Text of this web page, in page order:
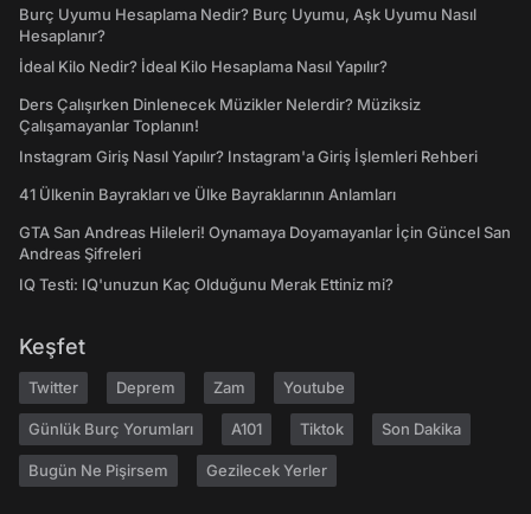
Burç Uyumu Hesaplama Nedir? Burç Uyumu, Aşk Uyumu Nasıl
Hesaplanır?
İdeal Kilo Nedir? İdeal Kilo Hesaplama Nasıl Yapılır?
Ders Çalışırken Dinlenecek Müzikler Nelerdir? Müziksiz
Çalışamayanlar Toplanın!
Instagram Giriş Nasıl Yapılır? Instagram'a Giriş İşlemleri Rehberi
41 Ülkenin Bayrakları ve Ülke Bayraklarının Anlamları
GTA San Andreas Hileleri! Oynamaya Doyamayanlar İçin Güncel San
Andreas Şifreleri
IQ Testi: IQ'unuzun Kaç Olduğunu Merak Ettiniz mi?
Keşfet
Twitter Deprem Zam Youtube
Günlük Burç Yorumları A101 Tiktok Son Dakika
Bugün Ne Pişirsem Gezilecek Yerler